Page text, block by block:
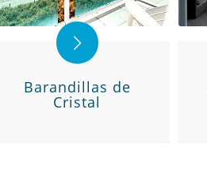
Barandillas de
Cristal